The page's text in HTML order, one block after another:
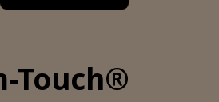
Touch®